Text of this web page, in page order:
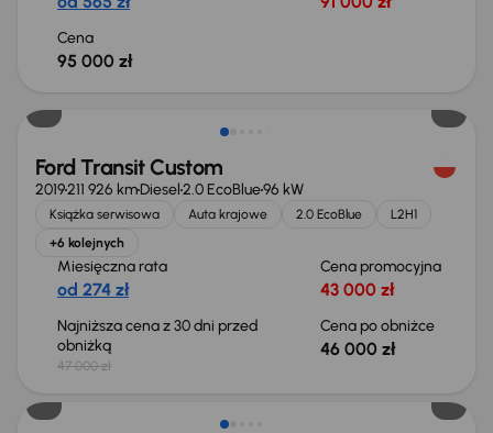
Cena
95 000 zł
Ford Transit Custom
2019211 926 kmDiesel2.0 EcoBlue96 kW
Książka serwisowa Auta krajowe 2.0 EcoBlue
L2H1
+6 kolejnych
Miesięczna rata
od 274 zł
Cena promocyjna
43 000 zł
Najniższa cena z 30 dni przed
obniżką
47 000 zł
Cena po obniżce
46 000 zł
Możliwość odliczenia VAT